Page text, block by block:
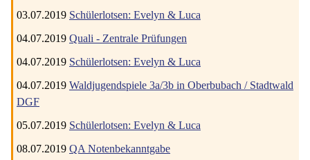
03.07.2019 Schülerlotsen: Evelyn & Luca
04.07.2019 Quali - Zentrale Prüfungen
04.07.2019 Schülerlotsen: Evelyn & Luca
04.07.2019 Waldjugendspiele 3a/3b in Oberbubach / Stadtwald
DGF
05.07.2019 Schülerlotsen: Evelyn & Luca
08.07.2019 QA Notenbekanntgabe